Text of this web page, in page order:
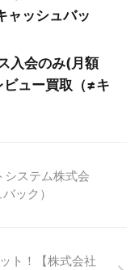
ャッシュバッ
入会のみ(月額
ュー買取（≠キ
ステム株式会
ック）
ト！【株式会社